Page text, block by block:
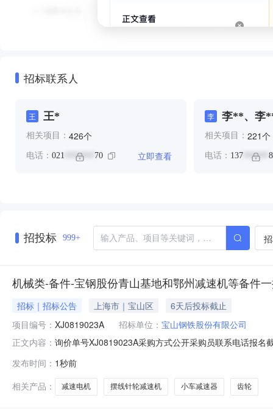
招标联系人
王 王*
相关项目： 426个
电话： 021 ******* 70 立即查看
李 李**、李
相关项目： 221个
电话： 137 ******
招投标 999+
机械类-备件-宝钢股份青山基地和鄂州减速机等备件
招标｜招标公告 上海市｜宝山区
6天后投标截止
项目编号： XJ0819023A 招标单位： 宝山钢铁股份有限公司
正文内容： 询价单号XJ0819023A采购方式公开采购员联系电话报
比:187;外形尺寸:中心高:290mm;原制造商:常州市武进
发布时间： 1秒前
相关产品：
减速电机 摆线针轮减速机 小车减速器 齿轮